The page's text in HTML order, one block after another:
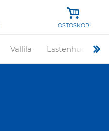
OSTOSKORI
Vallila Lastenhuone